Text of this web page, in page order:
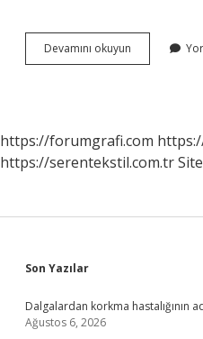
Devamını okuyun
Otomasyon
https://forumgrafi.com
https://serentekstil.com.tr
Sidebar
Son Yazılar
Dalgalardan korkma hastalığının
Ağustos 6, 2026